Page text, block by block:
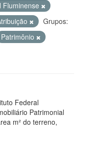
Fluminense
Grupos:
Patrimônio
Federal
Patrimonial
m² do terreno,